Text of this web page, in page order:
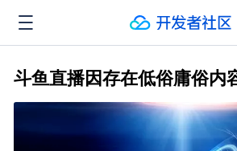
斗鱼直播因存在低俗庸俗内